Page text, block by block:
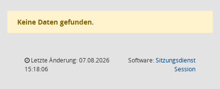
Keine Daten gefunden.
Letzte Änderung: 07.08.2026
15:18:06
Software:Sitzungsdienst
Session(Wird in